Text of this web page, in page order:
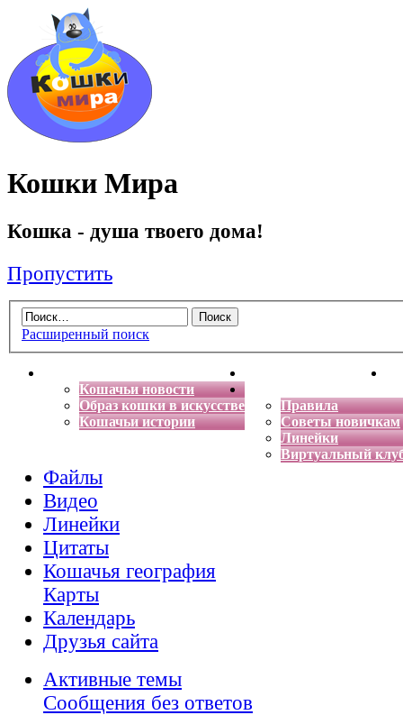
Кошки Мира
Кошка - душа твоего дома!
Пропустить
Расширенный поиск
Кошачьи новости
Образ кошки в искусстве
Кошачьи истории
Энциклопедия кошек
Правила
Советы новичкам
Линейки
Виртуальный
Файлы
Видео
Линейки
Цитаты
Кошачья география
Карты
Календарь
Друзья сайта
Активные темы
Сообщения без ответов